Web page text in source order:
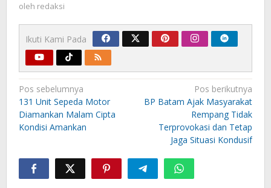
oleh redaksi
Ikuti Kami Pada
Navigasi
pos
Pos sebelumnya
131 Unit Sepeda Motor
Diamankan Malam Cipta
Kondisi Amankan
Pos berikutnya
BP Batam Ajak Masyarakat
Rempang Tidak
Terprovokasi dan Tetap
Jaga Situasi Kondusif